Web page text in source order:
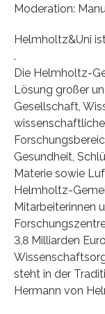
Moderation:
Helmholtz&Uni
.
Die Helmholtz-
Lösung großer
Gesellschaft,
Gesundheit,
Materie sowie
Helmholtz-
Mitarbeiterinnen
3,8 Milliarden
steht in der
Hermann von